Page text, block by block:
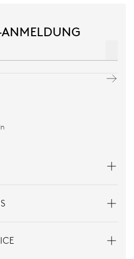
ANMELDUNG